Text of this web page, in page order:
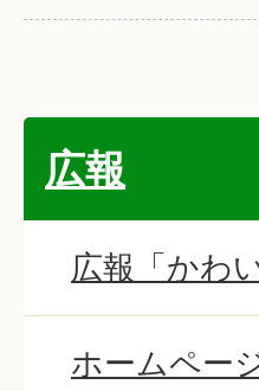
広報
広報「かわい
ホームペー